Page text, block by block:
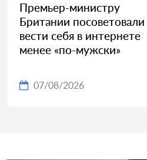
Премьер-министру
Британии посоветовали
вести себя в интернете
менее «по-мужски»
07/08/2026